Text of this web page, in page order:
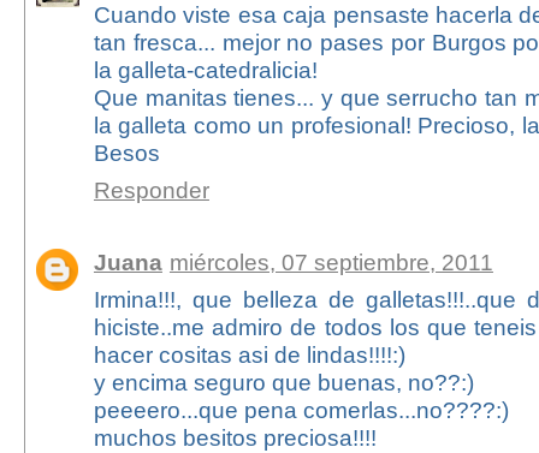
Cuando viste esa caja pensaste hacerla
tan fresca... mejor no pases por Burgos
la galleta-catedralicia!
Que manitas tienes... y que serrucho tan
la galleta como un profesional! Precioso,
Besos
Responder
Juana miércoles, 07 septiembre, 2011
Irmina!!!, que belleza de galletas!!!..que
hiciste..me admiro de todos los que
hacer cositas asi de lindas!!!!:)
y encima seguro que buenas, no??:)
peeeero...que pena comerlas...no????:)
muchos besitos preciosa!!!!